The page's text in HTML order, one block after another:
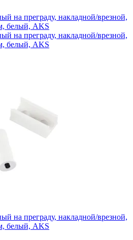
на преграду, накладной/врезной,
белый, AKS
на преграду, накладной/врезной,
белый, AKS
на преграду, накладной/врезной,
белый, AKS